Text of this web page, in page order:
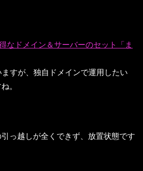
なドメイン＆サーバーのセット「ま
すが、独自ドメインで運用したい
。
っ越しが全くできず、放置状態です